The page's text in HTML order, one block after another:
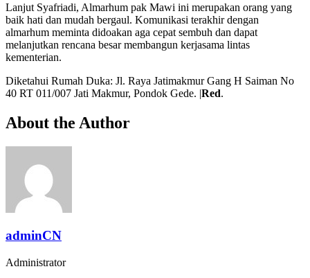
Lanjut Syafriadi, Almarhum pak Mawi ini merupakan orang yang
baik hati dan mudah bergaul. Komunikasi terakhir dengan
almarhum meminta didoakan aga cepat sembuh dan dapat
melanjutkan rencana besar membangun kerjasama lintas
kementerian.
Diketahui Rumah Duka: Jl. Raya Jatimakmur Gang H Saiman No
40 RT 011/007 Jati Makmur, Pondok Gede. |Red.
About the Author
adminCN
Administrator